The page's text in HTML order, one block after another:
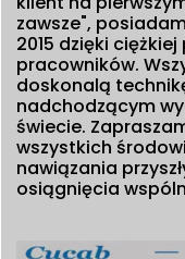
zawsze",
2015 dzięki
pracowników.
doskonalą
nadchodzącym
świecie.
wszystkich
nawiązania
osiągnięcia